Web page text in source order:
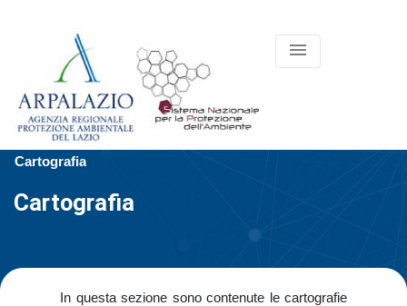
menu
Cartografia
Cartografia
In questa sezione sono contenute le cartografie